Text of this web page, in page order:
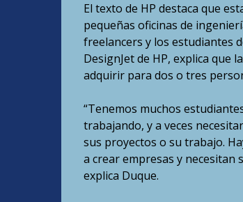
El texto de HP destaca que
pequeñas oficinas de
freelancers y los estudiantes
DesignJet de HP, explica que
adquirir para dos o tres
“Tenemos muchos
trabajando, y a veces
sus proyectos o su trabajo.
a crear empresas y necesitan
explica Duque.